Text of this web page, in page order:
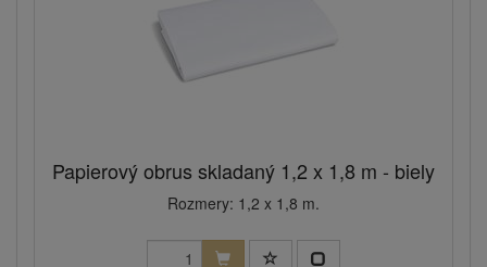
Papierový obrus skladaný 1,2 x 1,8 m - biely
Rozmery: 1,2 x 1,8 m.